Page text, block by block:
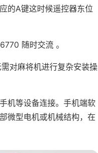
的A键这时候遥控器东位
随时交流 。
对麻将机进行复杂安装操
机等设备连接。手机端软
微型电机或机械结构，在